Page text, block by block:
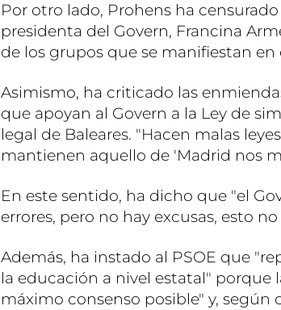
Por otro lado, Prohens ha
presidenta del Govern, Francina
de los grupos que se manifiestan
Asimismo, ha criticado las
que apoyan al Govern a la Ley de
legal de Baleares. "Hacen malas
mantienen aquello de 'Madrid nos
En este sentido, ha dicho que "el
errores, pero no hay excusas, esto
Además, ha instado al PSOE que
la educación a nivel estatal" porque
máximo consenso posible" y, según